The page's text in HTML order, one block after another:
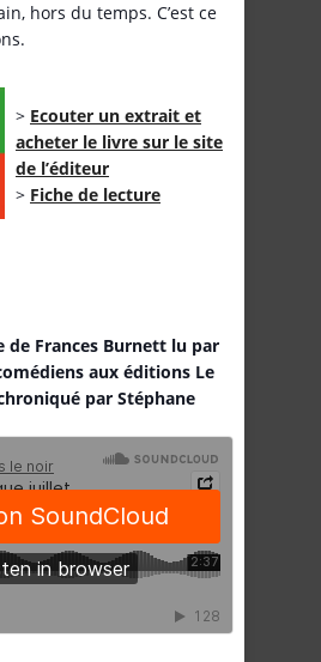
hors du temps. C’est ce
> Ecouter un extrait et
acheter le livre sur le site
de l’éditeur
> Fiche de lecture
de Frances Burnett lu par
aux éditions Le
par Stéphane